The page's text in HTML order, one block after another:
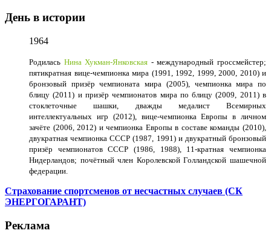
День в истории
1964
Родилась Нина Хукман-Янковская - международный гроссмейстер;
пятикратная вице-чемпионка мира (1991, 1992, 1999, 2000, 2010) и
бронзовый призёр чемпионата мира (2005), чемпионка мира по
блицу (2011) и призёр чемпионатов мира по блицу (2009, 2011) в
стоклеточные шашки, дважды медалист Всемирных
интеллектуальных игр (2012), вице-чемпионка Европы в личном
зачёте (2006, 2012) и чемпионка Европы в составе команды (2010),
двукратная чемпионка СССР (1987, 1991) и двукратный бронзовый
призёр чемпионатов СССР (1986, 1988), 11-кратная чемпионка
Нидерландов; почётный член Королевской Голландской шашечной
федерации.
Страхование спортсменов от несчастных случаев (СК
ЭНЕРГОГАРАНТ)
Реклама